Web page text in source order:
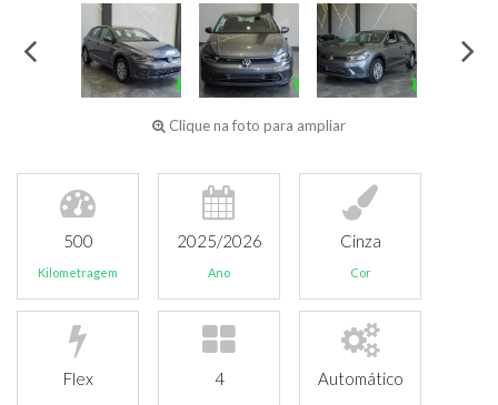
Clique na foto para ampliar
500
Kilometragem
2025/2026
Ano
Cinza
Cor
Flex 4 Automático